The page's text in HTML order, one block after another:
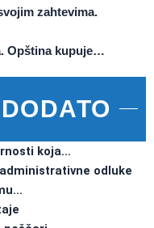
zahtevima.
Opština kupuje…
koja…
odluke